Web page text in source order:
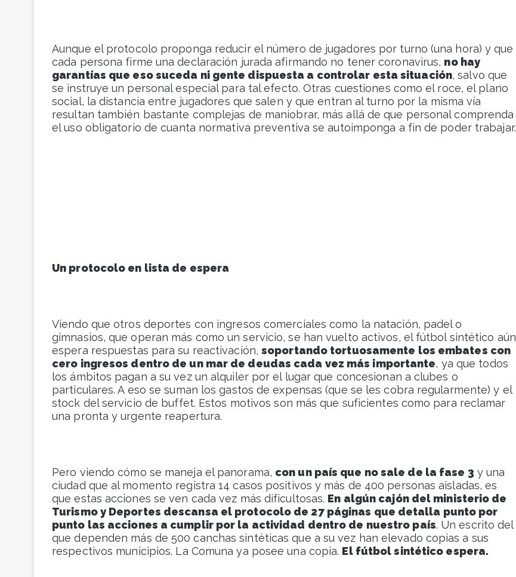
Aunque el protocolo proponga reducir el número de jugadores por turno (una hora) y que
cada persona firme una declaración jurada afirmando no tener coronavirus, no hay
garantías que eso suceda ni gente dispuesta a controlar esta situación, salvo que
se instruye un personal especial para tal efecto. Otras cuestiones como el roce, el plano
social, la distancia entre jugadores que salen y que entran al turno por la misma vía
resultan también bastante complejas de maniobrar, más allá de que personal comprenda
el uso obligatorio de cuanta normativa preventiva se autoimponga a fin de poder trabajar.
Un protocolo en lista de espera
Viendo que otros deportes con ingresos comerciales como la natación, padel o
gimnasios, que operan más como un servicio, se han vuelto activos, el fútbol sintético aún
espera respuestas para su reactivación,soportando tortuosamente los embates con
cero ingresos dentro de un mar de deudas cada vez más importante, ya que todos
los ámbitos pagan a su vez un alquiler por el lugar que concesionan a clubes o
particulares. A eso se suman los gastos de expensas (que se les cobra regularmente) y el
stock del servicio de buffet. Estos motivos son más que suficientes como para reclamar
una pronta y urgente reapertura.
Pero viendo cómo se maneja el panorama, con un país que no sale de la fase 3 y una
ciudad que al momento registra 14 casos positivos y más de 400 personas aisladas, es
que estas acciones se ven cada vez más dificultosas. En algún cajón del ministerio de
Turismo y Deportes descansa el protocolo de 27 páginas que detalla punto por
punto las acciones a cumplir por la actividad dentro de nuestro país. Un escrito del
que dependen más de 500 canchas sintéticas que a su vez han elevado copias a sus
respectivos municipios. La Comuna ya posee una copia. El fútbol sintético espera.